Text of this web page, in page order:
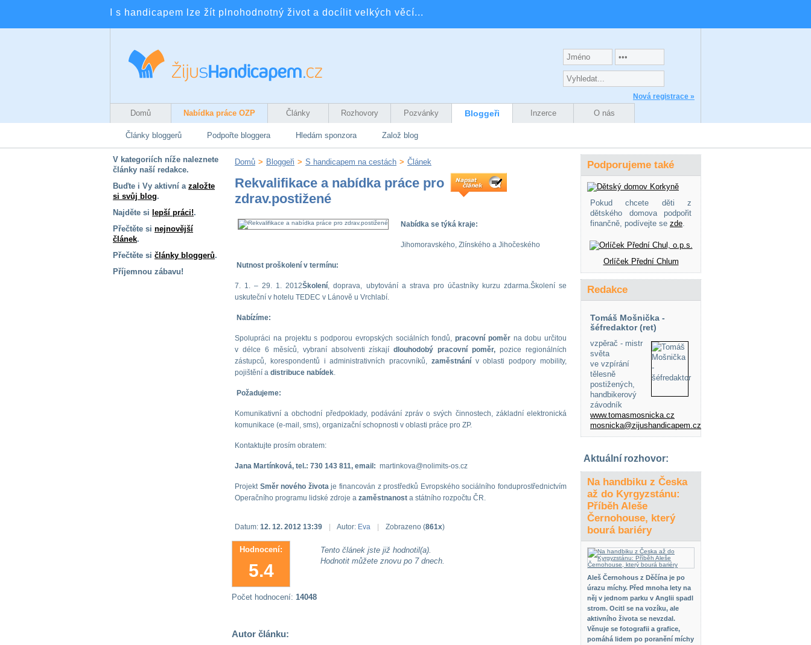
I s handicapem lze žít plnohodnotný život a docílit velkých věcí...
Nová registrace »
Domů Nabídka práce OZP Články Rozhovory Pozvánky Bloggeři Inzerce O nás
Články bloggerů Podpořte bloggera Hledám sponzora Založ blog
V kategoriích níže naleznete
články naší redakce.
Buďte i Vy aktivní a založte
si svůj blog.
Najděte si lepší práci!.
Přečtěte si nejnovější
článek.
Přečtěte si články bloggerů.
Příjemnou zábavu!
Domů > Bloggeři > S handicapem na cestách > Článek
Rekvalifikace a nabídka práce pro
zdrav.postižené
Nabídka se týká kraje:
Jihomoravského, Zlínského a Jihočeského
Nutnost proškolení v termínu:
7. 1. – 29. 1. 2012Školení, doprava, ubytování a strava pro účastníky kurzu zdarma.Školení se
uskuteční v hotelu TEDEC v Lánově u Vrchlabí.
Nabízíme:
Spolupráci na projektu s podporou evropských sociálních fondů, pracovní poměrna dobu určitou
v délce 6 měsíců, vybraní absolventi získajídlouhodobý pracovní poměr, pozice regionálních
zástupců, korespondentů i administrativních pracovníků, zaměstnánív oblasti podpory mobility,
pojištění a distribuce nabídek.
Požadujeme:
Komunikativní a obchodní předpoklady, podávání zpráv o svých činnostech, základní elektronická
komunikace (e-mail, sms), organizační schopnosti v oblasti práce pro ZP.
Kontaktujte prosím obratem:
Jana Martínková, tel.: 730 143 811, email: martinkova@nolimits-os.cz
Projekt Směr nového životaje financován z prostředků Evropského sociálního fonduprostřednictvím
Operačního programu lidské zdroje a zaměstnanost a státního rozpočtu ČR.
Datum: 12. 12. 2012 13:39 Autor: Eva Zobrazeno (861x)
Hodnocení:
5.4
Tento článek jste již hodnotil(a).
Hodnotit můžete znovu po 7 dnech.
Počet hodnocení: 14048
Autor článku:
Podporujeme také
Pokud chcete děti z
dětského domova podpořit
finančně, podívejte se zde.
Orlíček Přední Chlum
Redakce
Tomáš Mošnička -
šéfredaktor (ret)
vzpěrač - mistr
světa
ve vzpírání
tělesně
postižených,
handbikerový
závodník
www.tomasmosnicka.cz
mosnicka@zijushandicapem.cz
Aktuální rozhovor:
Na handbiku z Česka
až do Kyrgyzstánu:
Příběh Aleše
Černohouse, který
bourá bariéry
Aleš Černohous z Děčína je po
úrazu míchy. Před mnoha lety na
něj v jednom parku v Anglii spadl
strom. Ocitl se na vozíku, ale
aktivního života se nevzdal.
Věnuje se fotografii a grafice,
pomáhá lidem po poranění míchy